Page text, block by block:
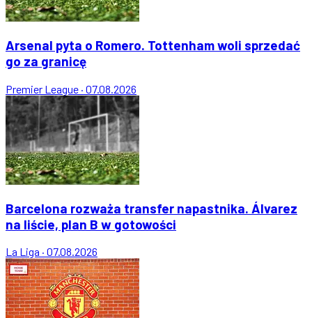
Arsenal pyta o Romero. Tottenham woli sprzedać
go za granicę
Premier League · 07.08.2026
Barcelona rozważa transfer napastnika. Álvarez
na liście, plan B w gotowości
La Liga · 07.08.2026